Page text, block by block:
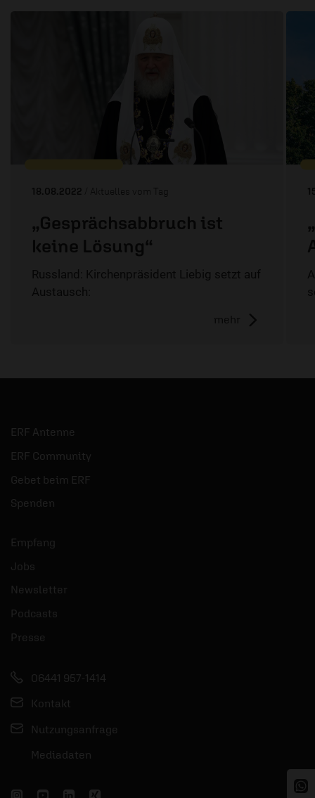
18.08.2022 / Aktuelles vom Tag
„Gesprächsabbruch ist
keine Lösung“
Russland: Kirchenpräsident Liebig setzt auf
Austausch:
mehr
ERF Antenne
ERF Community
Gebet beim ERF
Spenden
Empfang
Jobs
Newsletter
Podcasts
Presse
06441 957-1414
Kontakt
Nutzungsanfrage
Mediadaten